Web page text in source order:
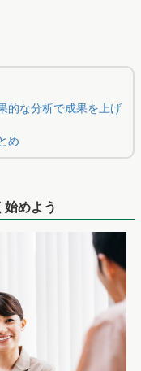
的な分析で成果を上げ
め
めよう